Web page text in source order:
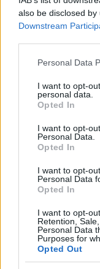
also be disclosed
Downstream
Please note that
not limited to your
grant or deny
use your data for
consent section.
Personal Data
I want to opt-
personal data.
Opted In
I want to opt-
Personal Data.
Opted In
I want to opt-
Personal Data
Opted In
I want to opt-
Retention,
Personal Data
Purposes for
Opted Out
mindenkit,
elképzelhető,
élőkre, ő
egyesüléséből
próbál az
emiatt vet
próbálna meg
felhang tovább
kombinálva
betegséget, az
„Istent és az ő
alakok: A
a felnőttekhez (a
hazudik az
teljesen